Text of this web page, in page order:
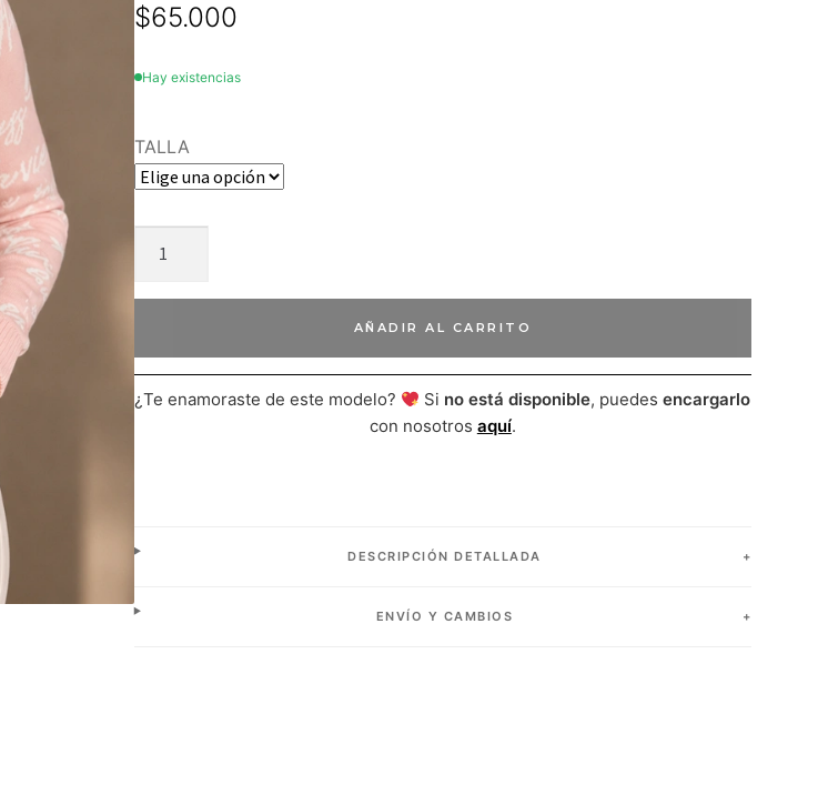
$65.000
Hay existencias
TALLA
AÑADIR AL CARRITO
¿Te enamoraste de este modelo? Si no está disponible, puedesencargarlo
con nosotros aquí.
DESCRIPCIÓN DETALLADA
ENVÍO Y CAMBIOS